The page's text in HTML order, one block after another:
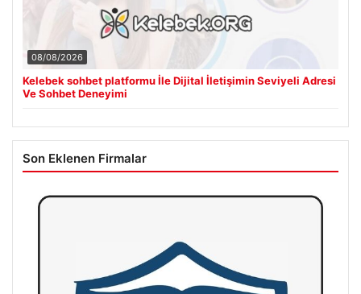
08/08/2026
Kelebek sohbet platformu İle Dijital İletişimin Seviyeli Adresi
Ve Sohbet Deneyimi
Son Eklenen Firmalar